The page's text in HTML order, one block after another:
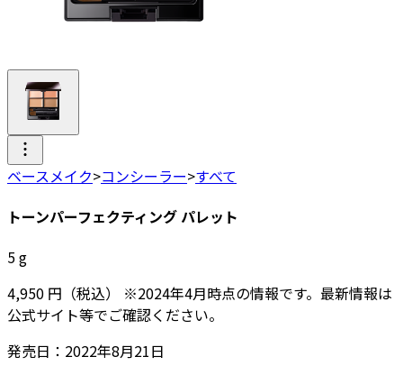
ベースメイク>コンシーラー>すべて
トーンパーフェクティング パレット
5g
4,950 円 （税込） ※2024年4月時点の情報です。最新情報は
公式サイト等でご確認ください。
発売日： 2022年8月21日